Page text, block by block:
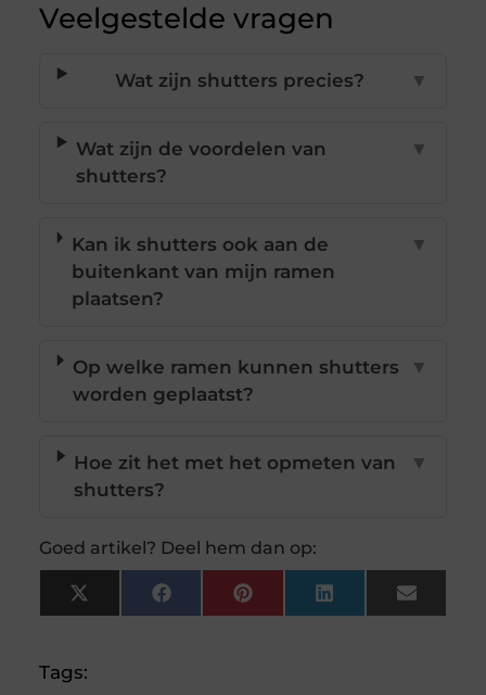
Veelgestelde vragen
Wat zijn shutters precies? ▼
Wat zijn de voordelen van
shutters?
▼
Kan ik shutters ook aan de
buitenkant van mijn ramen
plaatsen?
▼
Op welke ramen kunnen shutters
worden geplaatst?
▼
Hoe zit het met het opmeten van
shutters?
▼
Goed artikel? Deel hem dan op:
X
(Twitter)
FacebookPinterestLinkedInEmail
Tags: